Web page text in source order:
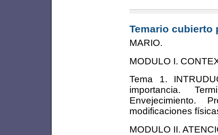
Temario cubierto
MARIO.
MODULO I.
Tema 1.
importancia.
Envejecimiento.
modificaciones
MODULO II.